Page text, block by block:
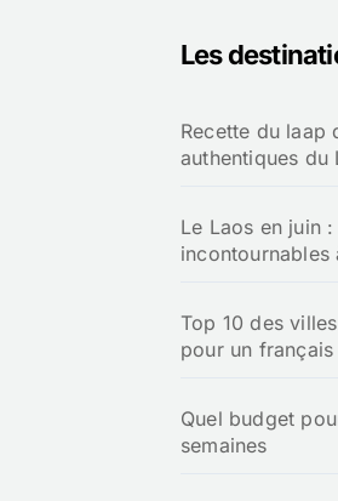
r
e
r
Les
Recette du laap
authentiques du
Le Laos en juin
Top 10 des
pour un français
Quel budget
semaines